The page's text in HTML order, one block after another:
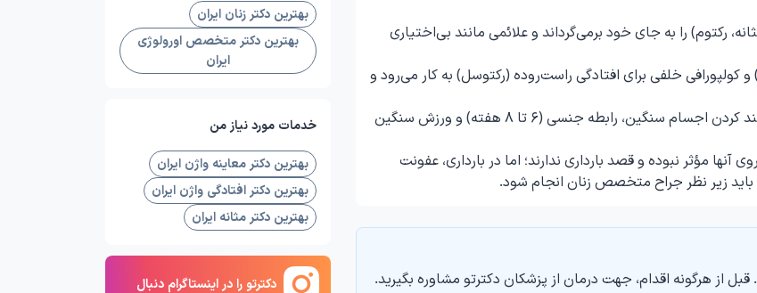
رکتوم) را به جای خود برمی‌گرداند و علائمی مانند بی‌اختیاری
کولپورافی خلفی برای افتادگی راست‌روده (رکتوسل) به کار می‌رود و
بهبودی چند هفته طول می‌کشد و پس از عمل باید از بلند کردن اجسام سنگین، رابطه جنسی (۶ تا ۸ هفته) و ورزش سنگین
مؤثر نبوده و قصد بارداری ندارند؛ اما در بارداری، عفونت
زیر نظر جراح متخصص زنان انجام شود.
از هرگونه اقدام، جهت درمان از پزشکان دکترتو مشاوره بگیرید.
بهترین دکتر زنان ایران
بهترین دکتر متخصص اورولوژی
ایران
خدمات مورد نیاز من
بهترین دکتر معاینه واژن ایران
بهترین دکتر افتادگی واژن ایران
بهترین دکتر مثانه ایران
دکترتو را در اینستاگرام دنبال